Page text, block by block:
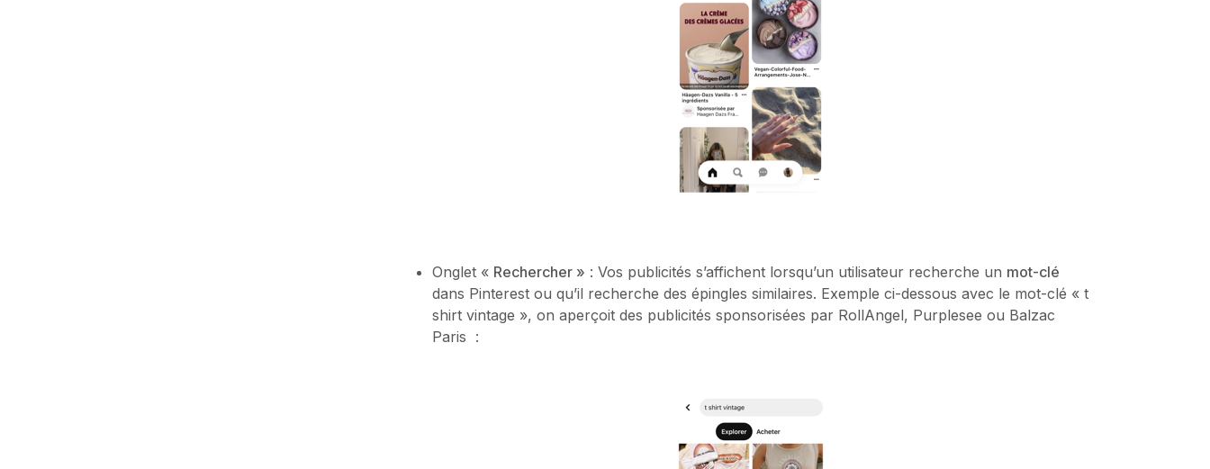
Onglet « Rechercher » : Vos publicités s’affichent lorsqu’un utilisateur recherche un mot-clé
dans Pinterest ou qu’il recherche des épingles similaires. Exemple ci-dessous avec le mot-clé « t
shirt vintage », on aperçoit des publicités sponsorisées par RollAngel, Purplesee ou Balzac
Paris :